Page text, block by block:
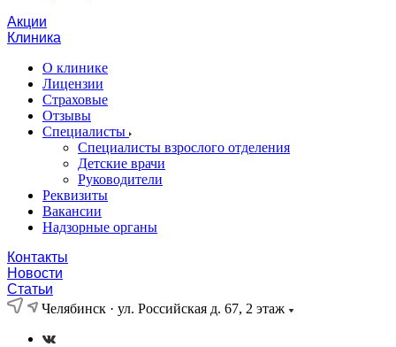
Акции
Клиника
О клинике
Лицензии
Страховые
Отзывы
Специалисты
Специалисты взрослого отделения
Детские врачи
Руководители
Реквизиты
Вакансии
Надзорные органы
Контакты
Новости
Статьи
Челябинск · ул. Российская д. 67, 2 этаж